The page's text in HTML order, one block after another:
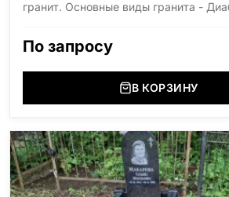
гранит. Основные виды гранита -
(Украина, Житомерская область),
(Украина, Житомерская область),
(Россия, Карелия), Амфиболит
минимальные стандартные
Тумба: 12x60x15
По запросу
В КОРЗИНУ